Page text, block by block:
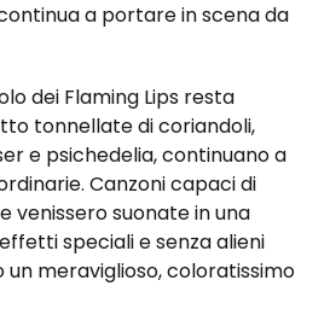
a portare in scena da
dei Flaming Lips resta
tonnellate di coriandoli,
e psichedelia, continuano a
Canzoni capaci di
venissero suonate in una
speciali e senza alieni
un meraviglioso, coloratissimo